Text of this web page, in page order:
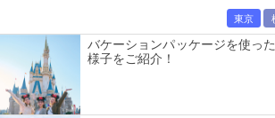
東京
バケーションパッケージを使っ
様子をご紹介！